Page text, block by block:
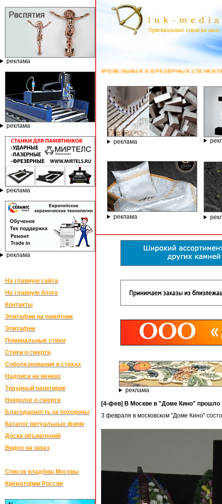
реклама
реклама
реклама
реклама
На главную сайта
На главную блога
Контакты
Эпитафии на памятник
Эпитафии
Поминальные стихи
Стихи о смерти
Соболезнования в стихах
Надписи на венках
Траурный панегирик
Некролог о смерти
Благодарность за похороны
Каталог ритуальных фирм
Доска объявлений
Видео на заказ
Список кладбищ Москвы
Крематории России
ГРАВИРОВАЛЬНЫЕ И ФРЕЗЕРНЫЕ СТАНКИ ПО КАМНЮ ОТ КОМПАНИИ
реклама
реклама
реклама
[4-фев] В Москве в "Доме Кино" прошло
3 февраля в московском "Доме Кино"